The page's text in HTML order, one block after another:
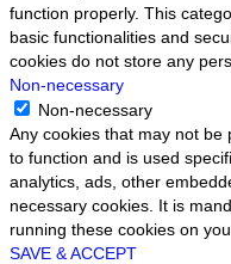
function properly. This
basic functionalities and
cookies do not store any
Non-necessary
Non-necessary
Any cookies that may not be
to function and is used
analytics, ads, other
necessary cookies. It is
running these cookies on
SAVE & ACCEPT